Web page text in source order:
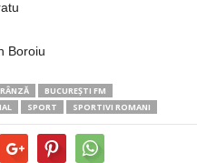
Boroiu
BUCUREȘTI FM
SPORT SPORTIVI ROMANI